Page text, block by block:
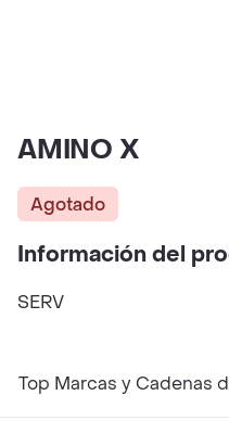
AMINO X
Agotado
Información del
SERV
Top Marcas y Cadenas